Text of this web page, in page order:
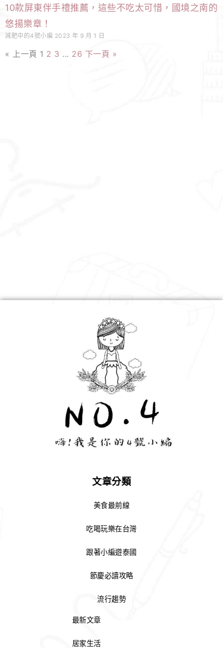
10款屏東伴手禮推薦，這些不吃太可惜，國境之南的
悠揚樂章！
減肥中的4號小編 2023 年 9 月 1 日
« 上一頁 1 2 3 ... 26 下一頁 »
文章分類
美食最前線
吃喝玩樂在台灣
跟著小編遊泰國
節慶必讀攻略
流行趨勢
最新文章
居家生活